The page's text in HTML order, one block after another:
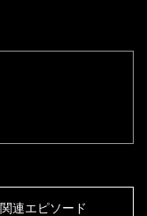
関連エピソード